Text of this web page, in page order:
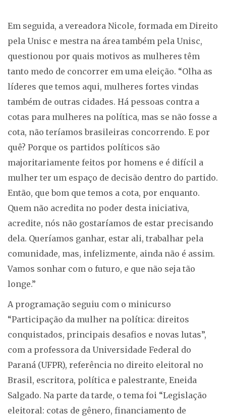
Em seguida, a vereadora Nicole, formada em Direito
pela Unisc e mestra na área também pela Unisc,
questionou por quais motivos as mulheres têm
tanto medo de concorrer em uma eleição. “Olha as
líderes que temos aqui, mulheres fortes vindas
também de outras cidades. Há pessoas contra a
cotas para mulheres na política, mas se não fosse a
cota, não teríamos brasileiras concorrendo. E por
quê? Porque os partidos políticos são
majoritariamente feitos por homens e é difícil a
mulher ter um espaço de decisão dentro do partido.
Então, que bom que temos a cota, por enquanto.
Quem não acredita no poder desta iniciativa,
acredite, nós não gostaríamos de estar precisando
dela. Queríamos ganhar, estar ali, trabalhar pela
comunidade, mas, infelizmente, ainda não é assim.
Vamos sonhar com o futuro, e que não seja tão
longe.”
A programação seguiu com o minicurso
“Participação da mulher na política: direitos
conquistados, principais desafios e novas lutas”,
com a professora da Universidade Federal do
Paraná (UFPR), referência no direito eleitoral no
Brasil, escritora, política e palestrante, Eneida
Salgado. Na parte da tarde, o tema foi “Legislação
eleitoral: cotas de gênero, financiamento de